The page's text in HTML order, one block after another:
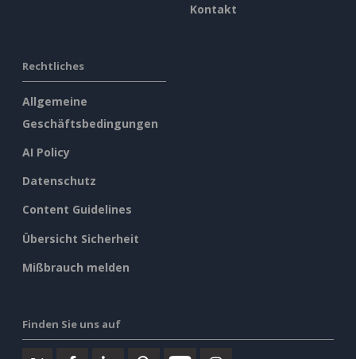
Kontakt
Rechtliches
Allgemeine
Geschäftsbedingungen
AI Policy
Datenschutz
Content Guidelines
Übersicht Sicherheit
Mißbrauch melden
Finden Sie uns auf